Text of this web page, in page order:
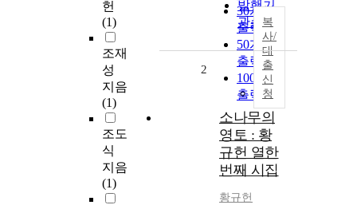
헌
(1)
조재
성
지음
(1)
조도
식
지음
(1)
발행기
관순
30개씩
출력
50개씩
출력
100개씩
출력
복
사/
대
출
신
청
2
소나무의
영토 : 황
규헌 열한
번째 시집
황규헌